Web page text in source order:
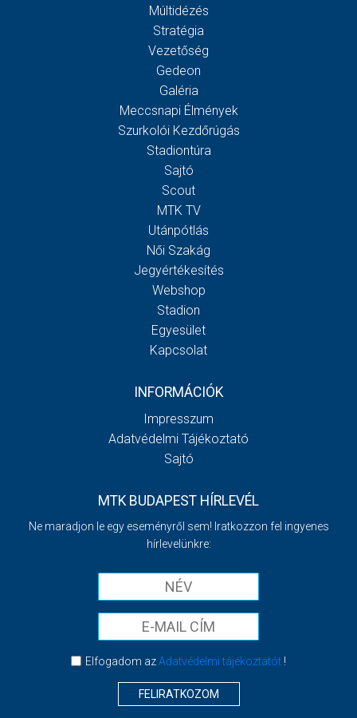
Múltidézés
Stratégia
Vezetőség
Gedeon
Galéria
Meccsnapi Élmények
Szurkolói Kezdőrúgás
Stadiontúra
Sajtó
Scout
MTK TV
Utánpótlás
Női Szakág
Jegyértékesítés
Webshop
Stadion
Egyesület
Kapcsolat
INFORMÁCIÓK
Impresszum
Adatvédelmi Tájékoztató
Sajtó
MTK BUDAPEST HÍRLEVÉL
Ne maradjon le egy eseményről sem! Iratkozzon fel ingyenes
hírlevelünkre:
Elfogadom azAdatvédelmi tájékoztatót!
FELIRATKOZOM